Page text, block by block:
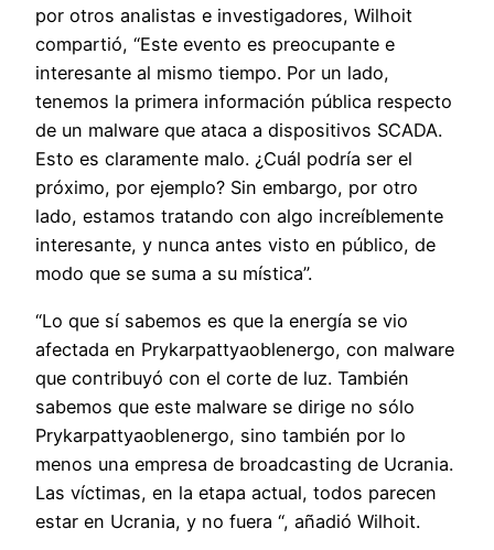
por otros analistas e investigadores, Wilhoit
compartió, “Este evento es preocupante e
interesante al mismo tiempo. Por un lado,
tenemos la primera información pública respecto
de un malware que ataca a dispositivos SCADA.
Esto es claramente malo. ¿Cuál podría ser el
próximo, por ejemplo? Sin embargo, por otro
lado, estamos tratando con algo increíblemente
interesante, y nunca antes visto en público, de
modo que se suma a su mística”.
“Lo que sí sabemos es que la energía se vio
afectada en Prykarpattyaoblenergo, con malware
que contribuyó con el corte de luz. También
sabemos que este malware se dirige no sólo
Prykarpattyaoblenergo, sino también por lo
menos una empresa de broadcasting de Ucrania.
Las víctimas, en la etapa actual, todos parecen
estar en Ucrania, y no fuera “, añadió Wilhoit.